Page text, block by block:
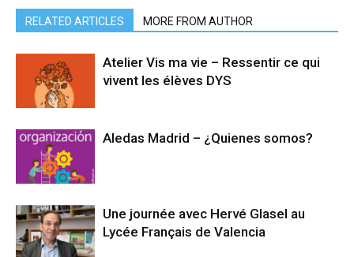
RELATED ARTICLES MORE FROM AUTHOR
Atelier Vis ma vie – Ressentir ce qui
vivent les élèves DYS
Aledas Madrid – ¿Quienes somos?
Une journée avec Hervé Glasel au
Lycée Français de Valencia